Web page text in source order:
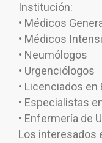
Institución:
• Médicos
• Médicos
• Neumólogos
• Urgenciólogos
• Licenciados
• Especialistas
• Enfermería de
Los interesados